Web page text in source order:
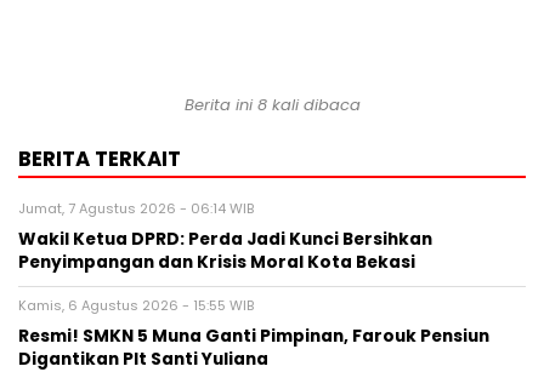
Berita ini 8 kali dibaca
BERITA TERKAIT
Jumat, 7 Agustus 2026 - 06:14 WIB
Wakil Ketua DPRD: Perda Jadi Kunci Bersihkan
Penyimpangan dan Krisis Moral Kota Bekasi
Kamis, 6 Agustus 2026 - 15:55 WIB
Resmi! SMKN 5 Muna Ganti Pimpinan, Farouk Pensiun
Digantikan Plt Santi Yuliana